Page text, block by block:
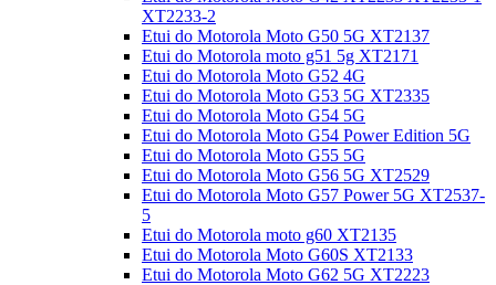
XT2233-2
Etui do Motorola Moto G50 5G XT2137
Etui do Motorola moto g51 5g XT2171
Etui do Motorola Moto G52 4G
Etui do Motorola Moto G53 5G XT2335
Etui do Motorola Moto G54 5G
Etui do Motorola Moto G54 Power Edition 5G
Etui do Motorola Moto G55 5G
Etui do Motorola Moto G56 5G XT2529
Etui do Motorola Moto G57 Power 5G XT2537-
5
Etui do Motorola moto g60 XT2135
Etui do Motorola Moto G60S XT2133
Etui do Motorola Moto G62 5G XT2223